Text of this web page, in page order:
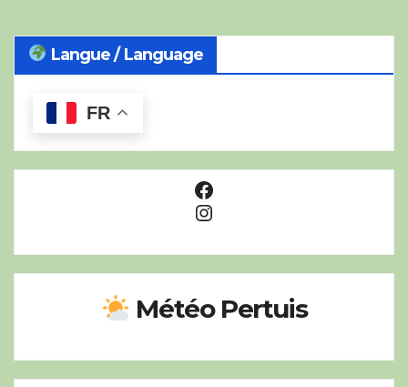
Langue / Language
FR
Facebook
Instagram
Météo Pertuis